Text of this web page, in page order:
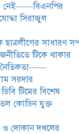
সালে
ভঙ্গুর
করে
অপসারণ
সুদৃঢ় করার
কমিটির নেতা,
সরদার
নেই——বিএনপির
সিরাজুল
ছাত্রলীগের সাধারণ
টিকে থাকার
নৈতিকতা——
সরদার
টিমের বিশেষ
কোডিন যুক্ত
ও দোকান দখলের